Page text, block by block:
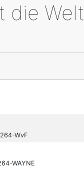
die Welt
WvF
WAYNE